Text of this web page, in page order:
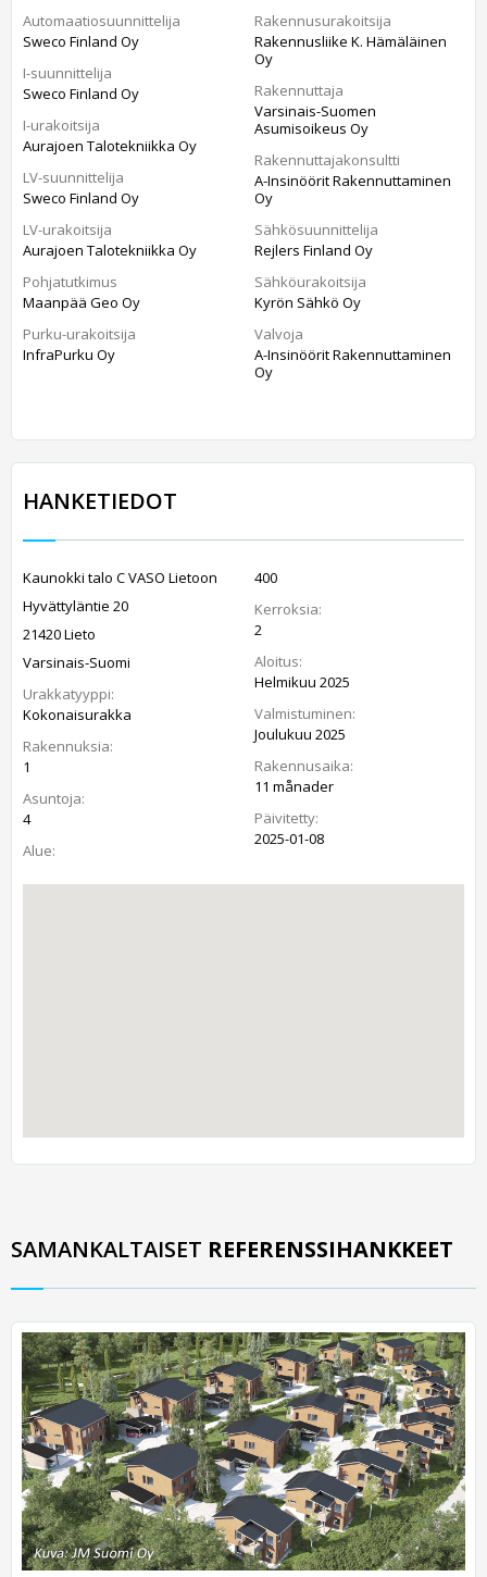
Automaatiosuunnittelija
Sweco Finland Oy
I-suunnittelija
Sweco Finland Oy
I-urakoitsija
Aurajoen Talotekniikka Oy
LV-suunnittelija
Sweco Finland Oy
LV-urakoitsija
Aurajoen Talotekniikka Oy
Pohjatutkimus
Maanpää Geo Oy
Purku-urakoitsija
InfraPurku Oy
Rakennusurakoitsija
Rakennusliike K. Hämäläinen
Oy
Rakennuttaja
Varsinais-Suomen
Asumisoikeus Oy
Rakennuttajakonsultti
A-Insinöörit Rakennuttaminen
Oy
Sähkösuunnittelija
Rejlers Finland Oy
Sähköurakoitsija
Kyrön Sähkö Oy
Valvoja
A-Insinöörit Rakennuttaminen
Oy
HANKETIEDOT
Kaunokki talo C VASO Lietoon
Hyvättyläntie 20
21420 Lieto
Varsinais-Suomi
Urakkatyyppi:
Kokonaisurakka
Rakennuksia:
1
Asuntoja:
4
Alue:
400
Kerroksia:
2
Aloitus:
Helmikuu 2025
Valmistuminen:
Joulukuu 2025
Rakennusaika:
11 månader
Päivitetty:
2025-01-08
SAMANKALTAISET REFERENSSIHANKKEET